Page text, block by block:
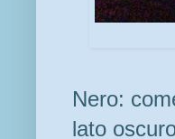
Nero:
lato